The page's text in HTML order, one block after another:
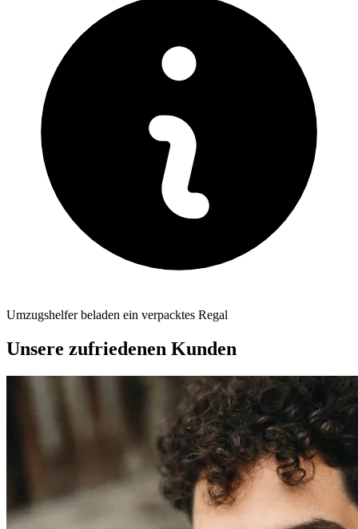
Umzugshelfer beladen ein verpacktes Regal
Unsere zufriedenen Kunden